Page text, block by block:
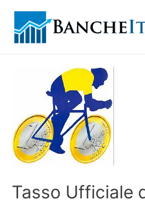
Tasso Ufficiale